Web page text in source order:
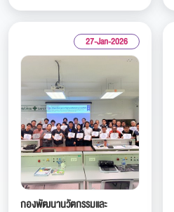
แห่งชาติสิริกิต์
27-Jan-2026
กองพัฒนานวัตกรรมและ